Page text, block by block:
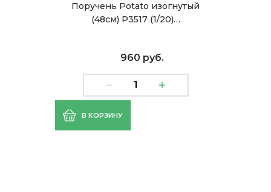
Поручень Potato изогнутый
(48см) P3517 (1/20)…
960 руб.
В КОРЗИНУ